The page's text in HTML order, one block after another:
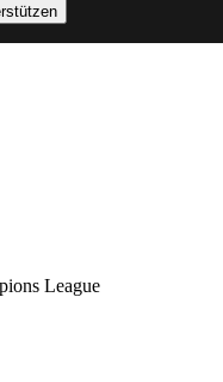
League